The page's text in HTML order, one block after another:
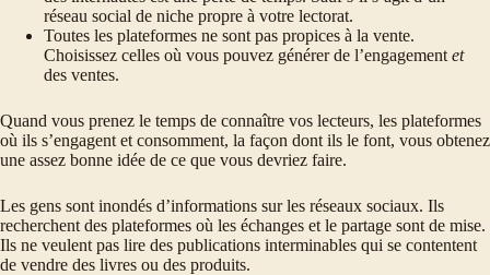
réseau social de niche propre à votre lectorat.
Toutes les plateformes ne sont pas propices à la vente.
Choisissez celles où vous pouvez générer de l’engagement et
des ventes.
Quand vous prenez le temps de connaître vos lecteurs, les plateformes
où ils s’engagent et consomment, la façon dont ils le font, vous obtenez
une assez bonne idée de ce que vous devriez faire.
Les gens sont inondés d’informations sur les réseaux sociaux. Ils
recherchent des plateformes où les échanges et le partage sont de mise.
Ils ne veulent pas lire des publications interminables qui se contentent
de vendre des livres ou des produits.